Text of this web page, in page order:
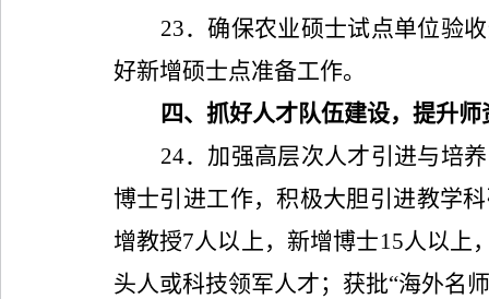
23．确保农业硕士试点单位验
好新增硕士点准备工作。
四、抓好人才队伍建设，提升
24．加强高层次人才引进与培
博士引进工作，积极大胆引进教学
增教授7人以上，新增博士15人以上
头人或科技领军人才；获批“海外名